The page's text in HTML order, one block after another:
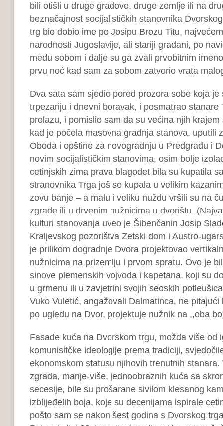
bili otišli u druge gradove, druge zemlje ili na
beznačajnost socijalističkih stanovnika
trg bio dobio ime po Josipu Brozu Titu,
narodnosti Jugoslavije, ali stariji građani, po
među sobom i dalje su ga zvali prvobitnim
prvu noć kad sam za sobom zatvorio vrata
Dva sata sam sjedio pored prozora sobe koja je
trpezariju i dnevni boravak, i posmatrao stanare
prolazu, i pomislio sam da su većina njih krajem
kad je počela masovna gradnja stanova, uputili
Oboda i opštine za novogradnju u Predgrađu i
novim socijalističkim stanovima, osim bolje
cetinjskih zima prava blagodet bila su kupatila
stranovnika Trga još se kupala u velikim
zovu banje – a malu i veliku nuždu vršili su na
zgrade ili u drvenim nužnicima u dvorištu.
kulturi stanovanja uveo je Šibenčanin Josip
Kraljevskog pozorištva Zetski dom i Austro-
je prilikom dogradnje Dvora projektovao
nužnicima na prizemlju i prvom spratu. Ovo je
sinove plemenskih vojvoda i kapetana, koji su
u grmenu ili u zavjetrini svojih seoskih
Vuko Vuletić, angažovali Dalmatinca, ne pitajući
po ugledu na Dvor, projektuje nužnik na ,,oba
Fasade kuća na Dvorskom trgu, možda više od
komunisitčke ideologije prema tradiciji,
ekonomskom statusu njihovih trenutnih stanara.
zgrada, manje-više, jednoobraznih kuća sa
secesije, bile su prošarane sivilom klesanog
izblijeđelih boja, koje su decenijama ispirale
pošto sam se nakon šest godina s Dvorskog